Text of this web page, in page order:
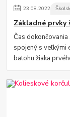
23.08.2022
Základné prvky
Čas
spojený s veľkými
batohu žiaka